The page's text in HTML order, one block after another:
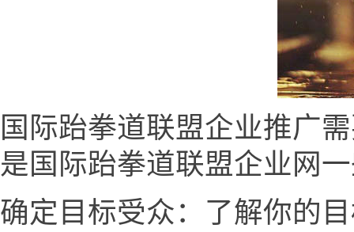
国际跆拳道联盟企业推广
是国际跆拳道联盟企业网
确定目标受众：了解你的